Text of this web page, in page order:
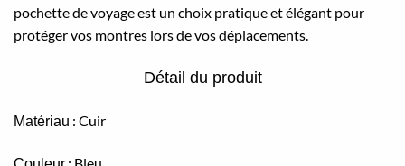
pochette de voyage est un choix pratique et élégant pour
protéger vos montres lors de vos déplacements.
Détail du produit
Matériau : Cuir
: Bleu